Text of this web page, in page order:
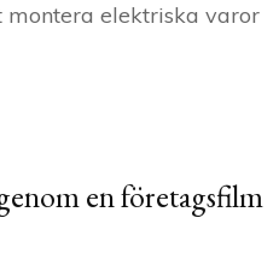
elektriska varor
en företagsfilm